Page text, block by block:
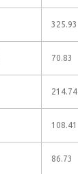
325.93
70.83
214.74
108.41
86.73